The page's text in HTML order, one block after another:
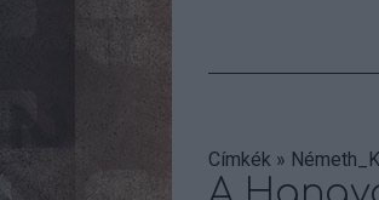
Címkék »